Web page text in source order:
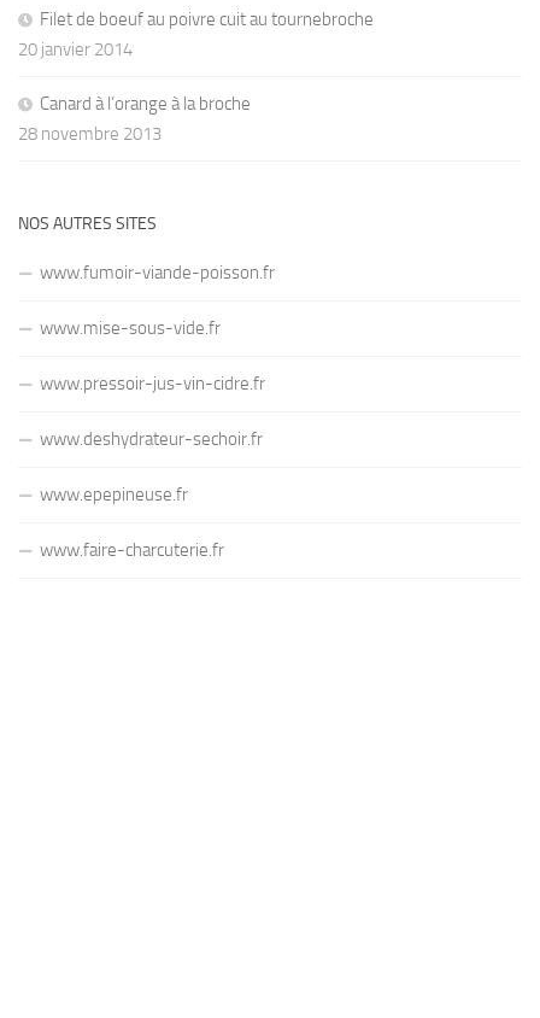
Filet de boeuf au poivre cuit au tournebroche
20 janvier 2014
Canard à l’orange à la broche
28 novembre 2013
NOS AUTRES SITES
www.fumoir-viande-poisson.fr
www.mise-sous-vide.fr
www.pressoir-jus-vin-cidre.fr
www.deshydrateur-sechoir.fr
www.epepineuse.fr
www.faire-charcuterie.fr